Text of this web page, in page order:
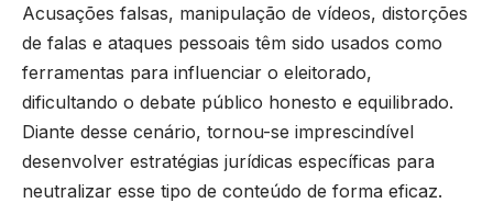
Acusações falsas, manipulação de vídeos, distorções
de falas e ataques pessoais têm sido usados como
ferramentas para influenciar o eleitorado,
dificultando o debate público honesto e equilibrado.
Diante desse cenário, tornou-se imprescindível
desenvolver estratégias jurídicas específicas para
neutralizar esse tipo de conteúdo de forma eficaz.